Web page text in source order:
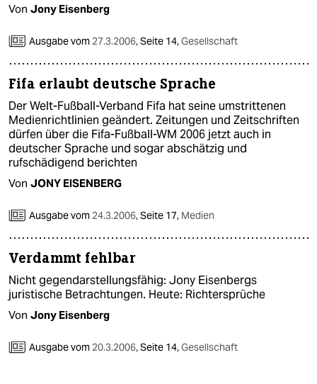
Von Jony Eisenberg
Ausgabe vom 27.3.2006,Seite 14,Gesellschaft
Fifa erlaubt deutsche Sprache
Der Welt-Fußball-Verband Fifa hat seine umstrittenen
Medienrichtlinien geändert. Zeitungen und Zeitschriften
dürfen über die Fifa-Fußball-WM 2006 jetzt auch in
deutscher Sprache und sogar abschätzig und
rufschädigend berichten
Von JONY EISENBERG
Ausgabe vom 24.3.2006,Seite 17, Medien
Verdammt fehlbar
Nicht gegendarstellungsfähig: Jony Eisenbergs
juristische Betrachtungen. Heute: Richtersprüche
Von Jony Eisenberg
Ausgabe vom 20.3.2006,Seite 14,Gesellschaft